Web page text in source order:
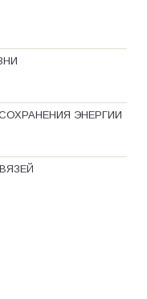
ЭНЕРГИИ